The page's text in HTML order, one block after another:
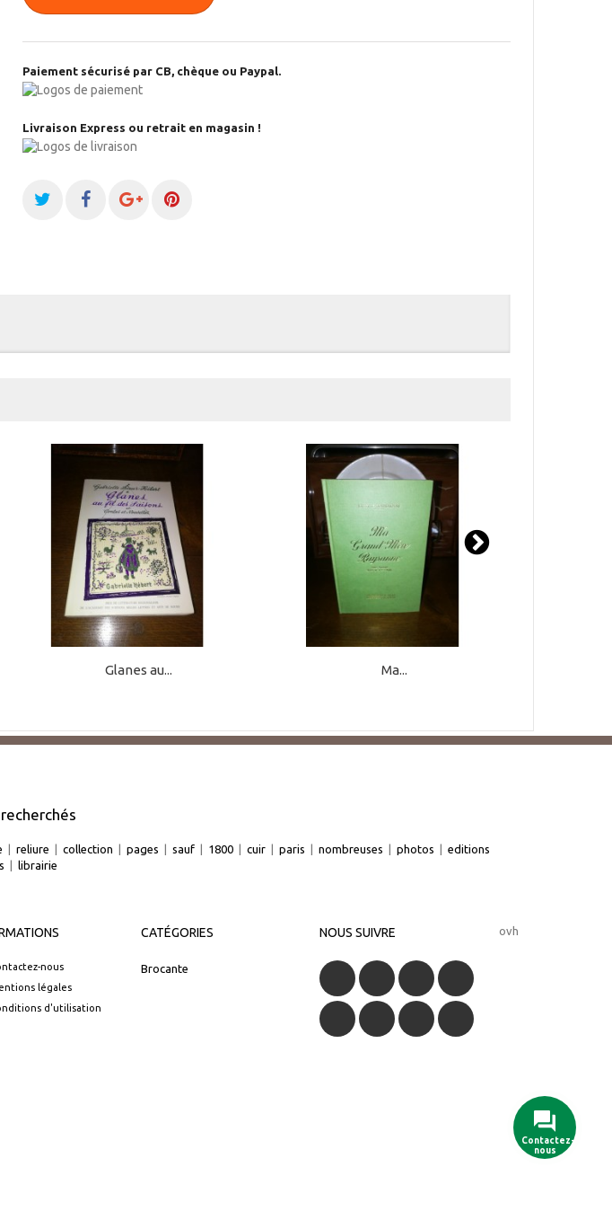
Paiement sécurisé par CB, chèque ou Paypal.
Livraison Express ou retrait en magasin !
Glanes au... Ma...
| reliure | collection | pages | sauf | 1800 | cuir | paris | nombreuses | photos | editions
| librairie
nous
légales
d'utilisation
CATÉGORIES
Brocante
NOUS SUIVRE ovh